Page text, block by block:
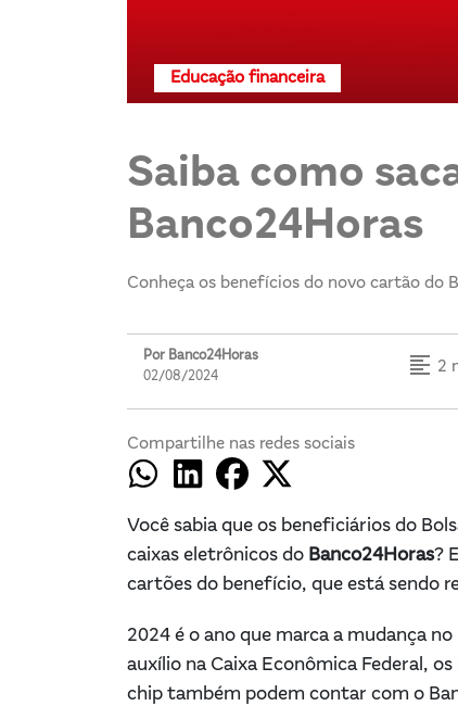
Educação financeira
Saiba como
Banco24Horas
Conheça os benefícios do novo cartão do
Por Banco24Horas
02/08/2024
format_align_left 2
Compartilhe nas redes sociais
Você sabia que os beneficiários do
caixas eletrônicos do Banco24Horas?
cartões do benefício, que está sendo
2024 é o ano que marca a mudança
auxílio na Caixa Econômica Federal,
chip também podem contar com o